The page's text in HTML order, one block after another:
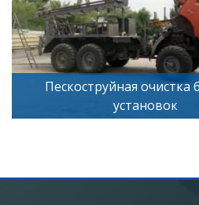
Искусственное